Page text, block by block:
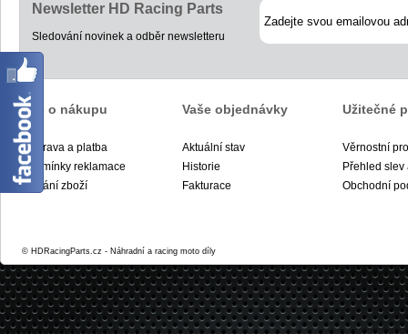
Newsletter HD Racing Parts
Sledování novinek a odběr newsletteru
Vše o nákupu
Doprava a platba
Podmínky reklamace
Dodání zboží
Vaše objednávky
Aktuální stav
Historie
Fakturace
Užitečné
Věrnostní
Přehled slev
Obchodní
© HDRacingParts.cz - Náhradní a racing moto díly